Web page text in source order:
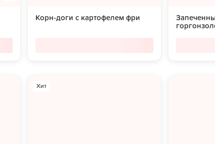
Корн-доги с картофелем фри
Хит